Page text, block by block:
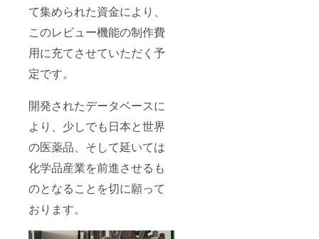
て集められた資金により、
このレビュー機能の制作費
用に充てさせていただく予
定です。
開発されたデータベースに
より、少しでも日本と世界
の医薬品、そして延いては
化学品産業を前進させるも
のとなることを切に願って
おります。